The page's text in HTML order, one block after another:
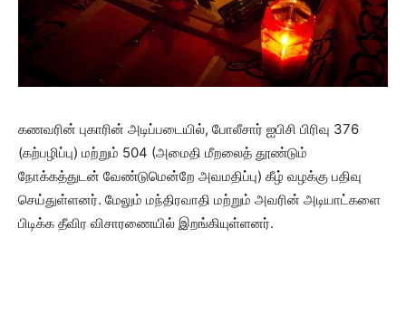
கணவரின் புகாரின் அடிப்படையில், போலீசார் ஐபிசி பிரிவு 376
(கற்பழிப்பு) மற்றும் 504 (அமைதி மீறலைத் தூண்டும்
நோக்கத்துடன் வேண்டுமென்றே அவமதிப்பு) கீழ் வழக்கு பதிவு
செய்துள்ளனர். மேலும் மந்திரவாதி மற்றும் அவரின் அடியாட்களை
பிடிக்க தீவிர விசாரணையில் இறங்கியுள்ளனர்.